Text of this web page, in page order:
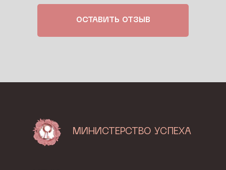
ОСТАВИТЬ ОТЗЫВ
МИНИСТЕРСТВО УСПЕХА